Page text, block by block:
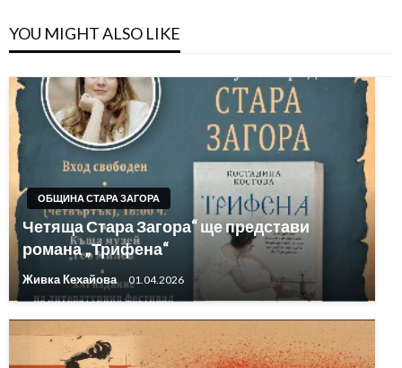
YOU MIGHT ALSO LIKE
ОБЩИНА СТАРА ЗАГОРА
Четяща Стара Загора“ ще представи
романа „Трифена“
Живка Кехайова 01.04.2026